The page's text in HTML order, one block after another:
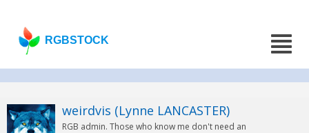
RGBSTOCK
weirdvis (Lynne LANCASTER)
RGB admin. Those who know me don't need an